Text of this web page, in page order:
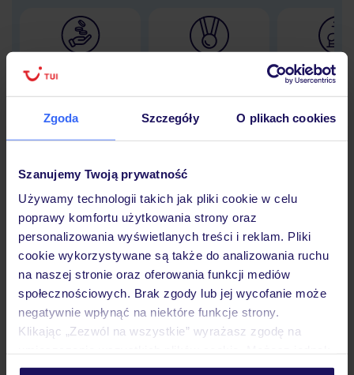
Zgoda Szczegóły O plikach cookies
Szanujemy Twoją prywatność
Używamy technologii takich jak pliki cookie w celu
poprawy komfortu użytkowania strony oraz
personalizowania wyświetlanych treści i reklam. Pliki
cookie wykorzystywane są także do analizowania ruchu
na naszej stronie oraz oferowania funkcji mediów
społecznościowych. Brak zgody lub jej wycofanie może
negatywnie wpłynąć na niektóre funkcje strony.
Klikając „Zezwól na wszystkie” wyrażasz zgodę na
personalizować swój wybór wchodząc w zakładkę
30 lat w
Hotel
Opinie
Pokoje